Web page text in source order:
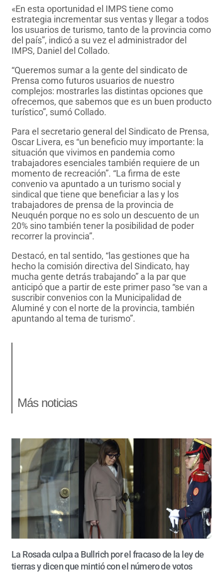
«En esta oportunidad el IMPS tiene como
estrategia incrementar sus ventas y llegar a todos
los usuarios de turismo, tanto de la provincia como
del país”, indicó a su vez el administrador del
IMPS, Daniel del Collado.
“Queremos sumar a la gente del sindicato de
Prensa como futuros usuarios de nuestro
complejos: mostrarles las distintas opciones que
ofrecemos, que sabemos que es un buen producto
turístico”, sumó Collado.
Para el secretario general del Sindicato de Prensa,
Oscar Livera, es “un beneficio muy importante: la
situación que vivimos en pandemia como
trabajadores esenciales también requiere de un
momento de recreación”. “La firma de este
convenio va apuntado a un turismo social y
sindical que tiene que beneficiar a las y los
trabajadores de prensa de la provincia de
Neuquén porque no es solo un descuento de un
20% sino también tener la posibilidad de poder
recorrer la provincia”.
Destacó, en tal sentido, “las gestiones que ha
hecho la comisión directiva del Sindicato, hay
mucha gente detrás trabajando” a la par que
anticipó que a partir de este primer paso “se van a
suscribir convenios con la Municipalidad de
Aluminé y con el norte de la provincia, también
apuntando al tema de turismo”.
Más noticias
La Rosada culpa a Bullrich por el fracaso de la ley de
tierras y dicen que mintió con el número de votos